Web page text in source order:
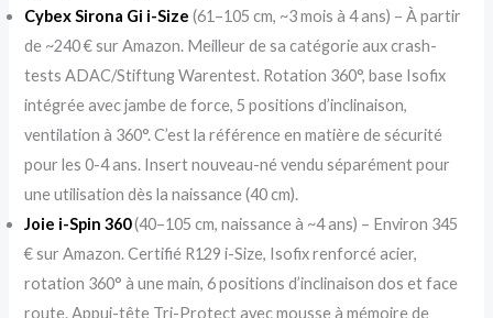
Cybex Sirona Gi i-Size (61–105 cm, ~3 mois à 4 ans) – À partir
de ~240 € sur Amazon. Meilleur de sa catégorie aux crash-
tests ADAC/Stiftung Warentest. Rotation 360°, base Isofix
intégrée avec jambe de force, 5 positions d’inclinaison,
ventilation à 360°. C’est la référence en matière de sécurité
pour les 0-4 ans. Insert nouveau-né vendu séparément pour
une utilisation dès la naissance (40 cm).
Joie i-Spin 360(40–105 cm, naissance à ~4 ans) – Environ 345
€ sur Amazon. Certifié R129 i-Size, Isofix renforcé acier,
rotation 360° à une main, 6 positions d’inclinaison dos et face
route. Appui-tête Tri-Protect avec mousse à mémoire de